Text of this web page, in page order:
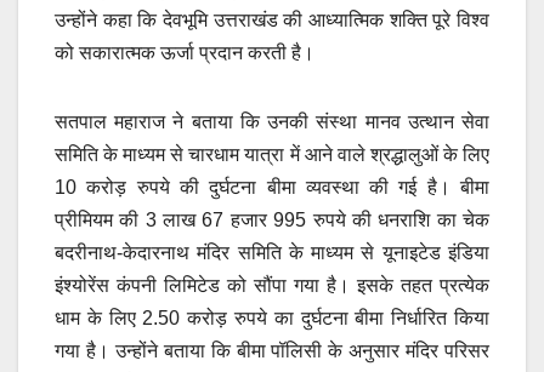
उन्होंने कहा कि देवभूमि उत्तराखंड की आध्यात्मिक शक्ति पूरे विश्व
को सकारात्मक ऊर्जा प्रदान करती है।
सतपाल महाराज ने बताया कि उनकी संस्था मानव उत्थान सेवा
समिति के माध्यम से चारधाम यात्रा में आने वाले श्रद्धालुओं के लिए
10 करोड़ रुपये की दुर्घटना बीमा व्यवस्था की गई है। बीमा
प्रीमियम की 3 लाख 67 हजार 995 रुपये की धनराशि का चेक
बदरीनाथ-केदारनाथ मंदिर समिति के माध्यम से यूनाइटेड इंडिया
इंश्योरेंस कंपनी लिमिटेड को सौंपा गया है। इसके तहत प्रत्येक
धाम के लिए 2.50 करोड़ रुपये का दुर्घटना बीमा निर्धारित किया
गया है। उन्होंने बताया कि बीमा पॉलिसी के अनुसार मंदिर परिसर